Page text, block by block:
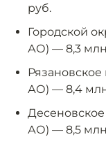
руб.
Городской
АО) — 8,3
АО) — 8,4
АО) — 8,5